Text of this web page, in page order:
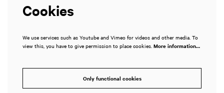
Cookies
We use services such as Youtube and Vimeo for videos and other media. To
view this, you have to give permission to place cookies. More information…
Only functional cookies